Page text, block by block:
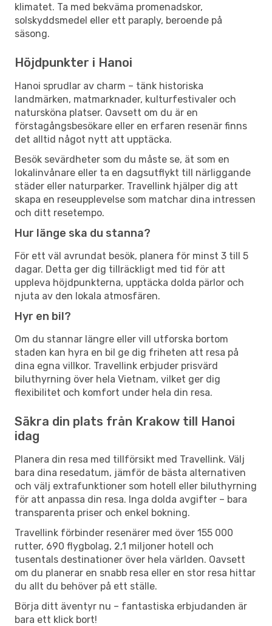
klimatet. Ta med bekväma promenadskor,
solskyddsmedel eller ett paraply, beroende på
säsong.
Höjdpunkter i Hanoi
Hanoi sprudlar av charm – tänk historiska
landmärken, matmarknader, kulturfestivaler och
natursköna platser. Oavsett om du är en
förstagångsbesökare eller en erfaren resenär finns
det alltid något nytt att upptäcka.
Besök sevärdheter som du måste se, ät som en
lokalinvånare eller ta en dagsutflykt till närliggande
städer eller naturparker. Travellink hjälper dig att
skapa en reseupplevelse som matchar dina intressen
och ditt resetempo.
Hur länge ska du stanna?
För ett väl avrundat besök, planera för minst 3 till 5
dagar. Detta ger dig tillräckligt med tid för att
uppleva höjdpunkterna, upptäcka dolda pärlor och
njuta av den lokala atmosfären.
Hyr en bil?
Om du stannar längre eller vill utforska bortom
staden kan hyra en bil ge dig friheten att resa på
dina egna villkor. Travellink erbjuder prisvärd
biluthyrning över hela Vietnam, vilket ger dig
flexibilitet och komfort under hela din resa.
Säkra din plats från Krakow till Hanoi
idag
Planera din resa med tillförsikt med Travellink. Välj
bara dina resedatum, jämför de bästa alternativen
och välj extrafunktioner som hotell eller biluthyrning
för att anpassa din resa. Inga dolda avgifter – bara
transparenta priser och enkel bokning.
Travellink förbinder resenärer med över 155 000
rutter, 690 flygbolag, 2,1 miljoner hotell och
tusentals destinationer över hela världen. Oavsett
om du planerar en snabb resa eller en stor resa hittar
du allt du behöver på ett ställe.
Börja ditt äventyr nu – fantastiska erbjudanden är
bara ett klick bort!